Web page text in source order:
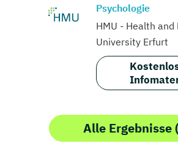
Psychologie
HMU - Health and
University Erfurt
Alle Ergebnisse